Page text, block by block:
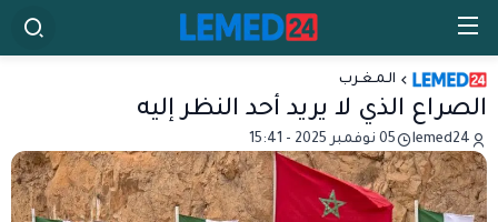
الـمـغـرب
الصراع الذي لا يريد أحد النظر إليه
lemed24 05 نوفمبر 2025 - 15:41